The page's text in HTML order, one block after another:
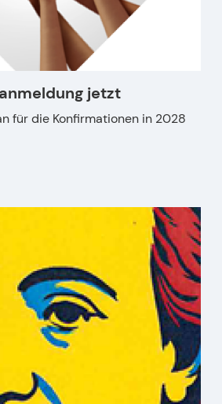
jetzt
für die Konfirmationen in 2028